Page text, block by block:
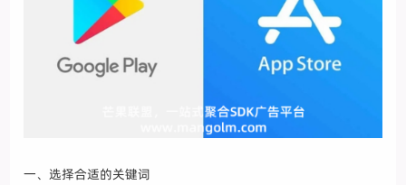
一、选择合适的关键词